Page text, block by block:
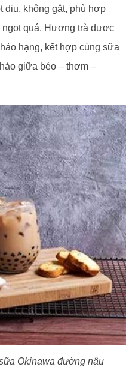
dịu, không gắt, phù hợp
quá. Hương trà được
hạng, kết hợp cùng sữa
giữa béo – thơm –
Okinawa đường nâu